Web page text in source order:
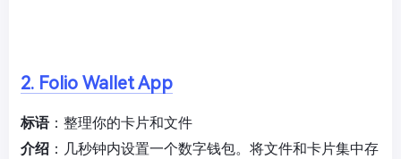
2. Folio Wallet App
标语：整理你的卡片和文件
介绍 ：几秒钟内设置一个数字钱包。将文件和卡片集中存